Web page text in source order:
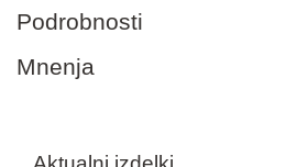
Podrobnosti
Mnenja